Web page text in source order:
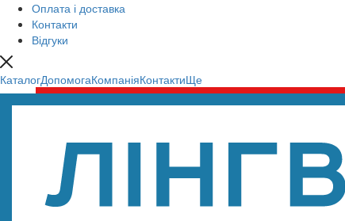
Оплата і доставка
Контакти
Відгуки
КаталогДопомогаКомпаніяКонтактиЩе